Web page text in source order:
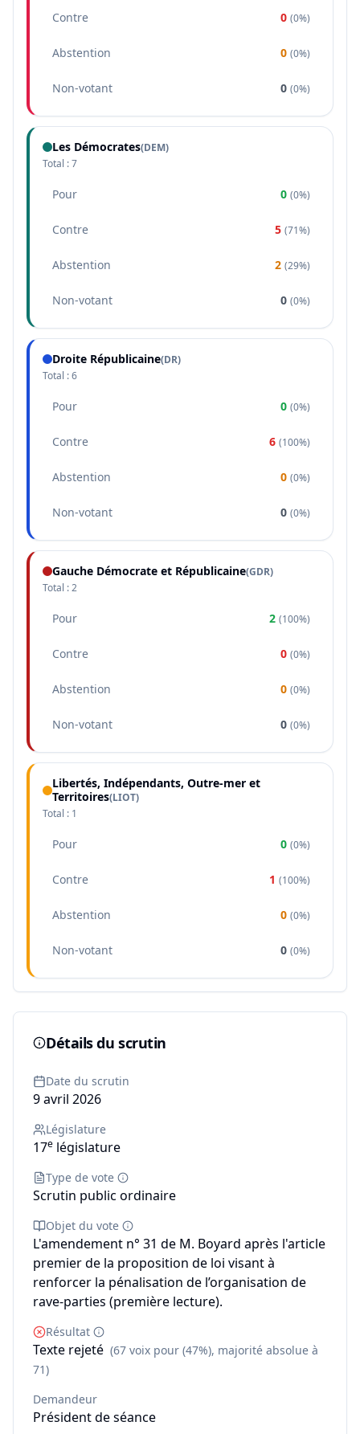
Contre 0 (0%)
Abstention 0 (0%)
Non-votant 0 (0%)
Les Démocrates(DEM)
Total :7
Pour 0 (0%)
Contre 5 (71%)
Abstention 2 (29%)
Non-votant 0 (0%)
Droite Républicaine(DR)
Total :6
Pour 0 (0%)
Contre 6 (100%)
Abstention 0 (0%)
Non-votant 0 (0%)
Gauche Démocrate et Républicaine(GDR)
Total :2
Pour 2 (100%)
Contre 0 (0%)
Abstention 0 (0%)
Non-votant 0 (0%)
Libertés, Indépendants, Outre-mer et
Territoires(LIOT)
Total : 1
Pour 0 (0%)
Contre 1 (100%)
Abstention 0 (0%)
Non-votant 0 (0%)
Détails du scrutin
Date du scrutin
9 avril 2026
Législature
17e législature
Type de vote
Scrutin public ordinaire
Objet du vote
L'amendement n° 31 de M. Boyard après l'article
premier de la proposition de loi visant à
renforcer la pénalisation de l’organisation de
rave-parties (première lecture).
Résultat
Texte rejeté (67 voix pour (47%), majorité absolue à
71)
Demandeur
Président de séance